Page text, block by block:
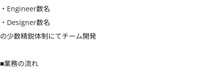
・Engineer数名
・Designer数名
の少数精鋭体制にてチーム開発
■業務の流れ